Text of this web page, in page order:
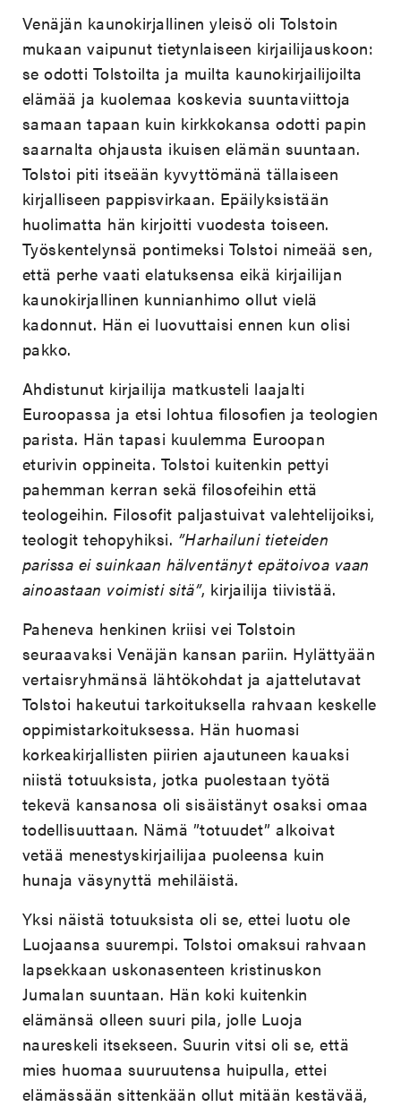
Venäjän kaunokirjallinen yleisö oli Tolstoin
mukaan vaipunut tietynlaiseen kirjailijauskoon:
se odotti Tolstoilta ja muilta kaunokirjailijoilta
elämää ja kuolemaa koskevia suuntaviittoja
samaan tapaan kuin kirkkokansa odotti papin
saarnalta ohjausta ikuisen elämän suuntaan.
Tolstoi piti itseään kyvyttömänä tällaiseen
kirjalliseen pappisvirkaan. Epäilyksistään
huolimatta hän kirjoitti vuodesta toiseen.
Työskentelynsä pontimeksi Tolstoi nimeää sen,
että perhe vaati elatuksensa eikä kirjailijan
kaunokirjallinen kunnianhimo ollut vielä
kadonnut. Hän ei luovuttaisi ennen kun olisi
pakko.
Ahdistunut kirjailija matkusteli laajalti
Euroopassa ja etsi lohtua filosofien ja teologien
parista. Hän tapasi kuulemma Euroopan
eturivin oppineita. Tolstoi kuitenkin pettyi
pahemman kerran sekä filosofeihin että
teologeihin. Filosofit paljastuivat valehtelijoiksi,
teologit tehopyhiksi. ”Harhailuni tieteiden
parissa ei suinkaan hälventänyt epätoivoa vaan
ainoastaan voimisti sitä”, kirjailija tiivistää.
Paheneva henkinen kriisi vei Tolstoin
seuraavaksi Venäjän kansan pariin. Hylättyään
vertaisryhmänsä lähtökohdat ja ajattelutavat
Tolstoi hakeutui tarkoituksella rahvaan keskelle
oppimistarkoituksessa. Hän huomasi
korkeakirjallisten piirien ajautuneen kauaksi
niistä totuuksista, jotka puolestaan työtä
tekevä kansanosa oli sisäistänyt osaksi omaa
todellisuuttaan. Nämä ”totuudet” alkoivat
vetää menestyskirjailijaa puoleensa kuin
hunaja väsynyttä mehiläistä.
Yksi näistä totuuksista oli se, ettei luotu ole
Luojaansa suurempi. Tolstoi omaksui rahvaan
lapsekkaan uskonasenteen kristinuskon
Jumalan suuntaan. Hän koki kuitenkin
elämänsä olleen suuri pila, jolle Luoja
naureskeli itsekseen. Suurin vitsi oli se, että
mies huomaa suuruutensa huipulla, ettei
elämässään sittenkään ollut mitään kestävää,